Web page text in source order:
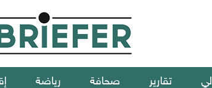
تقارير صحافة رياضة